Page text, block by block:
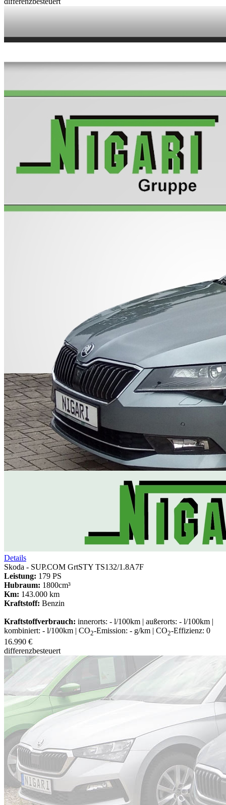
Details
Skoda - SUP.COM GrtSTY TS132/1.8A7F
Leistung: 179 PS
Hubraum: 1800cm³
Km: 143.000 km
Kraftstoff: Benzin
Kraftstoffverbrauch: innerorts: - l/100km | außerorts: - l/100km |
kombiniert: - l/100km | CO2-Emission: - g/km | CO2-Effizienz: 0
16.990 €
differenzbesteuert